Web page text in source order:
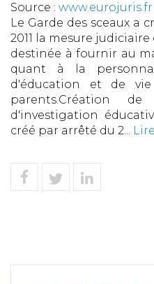
Source : www.eurojuris.fr
Le Garde des sceaux a
2011 la mesure
destinée à fournir au
quant à la
d'éducation et de
parents.Création
d'investigation
créé par arrêté du 2...